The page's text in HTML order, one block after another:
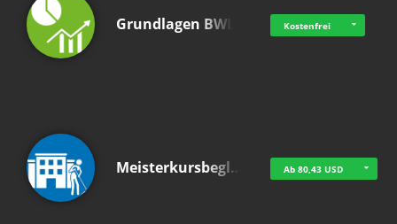
Grundlagen BWL Kostenfrei
Meisterkursbegl… Ab 80,43 USD